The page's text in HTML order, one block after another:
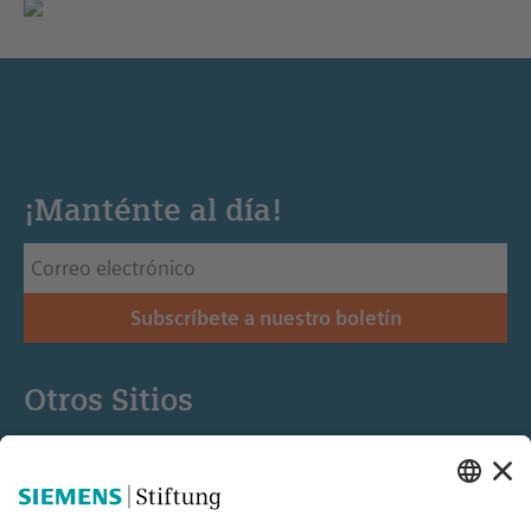
¡Manténte al día!
Subscríbete a nuestro boletín
Otros Sitios
Educación STEM